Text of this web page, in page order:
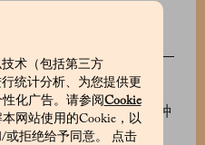
术（包括第三方
统计分析、为您提供更
化广告。请参阅Cookie
网站使用的Cookie，以
或拒绝给予同意。 点击
茶叶和花草茶叶，甄选
合而成。这款茶叶含5种
、伯爵红茶、茉莉花